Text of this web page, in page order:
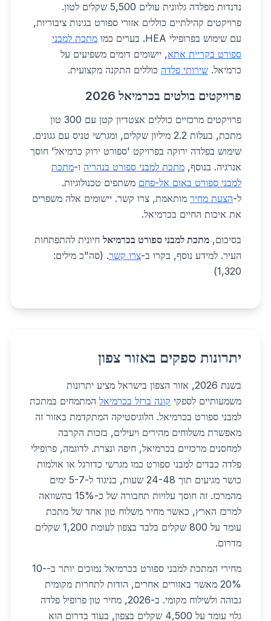
נדנדות מפלדה גלוונית עולים 5,500 שקלים לטון.
פרויקטים קהילתיים כוללים אזורי ספורט בגינות ציבוריות,
עם שימוש בפרופילי HEA. בערים כמו
מתכת למבני
ספורט בקריית אתא, יישומים דומים משפיעים על
כרמיאל. שירותי פלדה כוללים התקנה מקצועית.
פרויקטים בולטים בכרמיאל 2026
פרויקטים מרכזיים כוללים אצטדיון קטן עם 300 טון
מתכת, בעלות 2.2 מיליון שקלים, ומגרשי טניס עם גגונים.
שימוש בפלדה ירוקה בפרויקט 'ספורט ירוק כרמיאל' חוסך
אנרגיה. בנוסף, מתכת למבני ספורט בנהריה ו-מתכת
למבני ספורט באום אל-פחם משתפים טכנולוגיות.
ל-הצעת מחיר מותאמת, צרו קשר. יישומים אלה משפרים
את איכות החיים בכרמיאל.
בסיכום, מתכת למבני ספורט בכרמיאל חיונית להתפתחות
העיר. למידע נוסף, בקרו ב-צרו קשר. (סה"כ מילים:
1,320)
יתרונות ספקים באזור צפון
בשנת 2026, אזור הצפון בישראל מציע יתרונות
משמעותיים לספקי קונה ברזל בכרמיאל המתמחים במתכת
למבני ספורט בכרמיאל. הלוגיסטיקה המתקדמת באזור זה
מאפשרת משלוחים מהירים ויעילים, בזכות הקרבה
למחסנים מרכזיים בכרמיאל, חיפה ונצרת. לדוגמה, פרופילי
פלדה כבדים למבני ספורט כמו מגרשי כדורגל או אולמות
כושר מגיעים תוך 24-48 שעות, בניגוד ל-5-7 ימים
מהמרכז. זה חוסך עלויות תחבורה של כ-15% בהשוואה
למרכז הארץ, כאשר מחיר משלוח טון אחד של מתכת
עומד על 800 שקלים בלבד בצפון לעומת 1,200 שקלים
מדרום.
מחירי המתכת למבני ספורט בכרמיאל נמוכים יותר ב-10-
20% מאשר באזורים אחרים, הודות לתחרות מקומית
גבוהה ולשילוח מקומי. ב-2026, מחיר טון פרופיל פלדה
גלוי עומד על 4,500 שקלים בצפון, בעוד בדרום הוא